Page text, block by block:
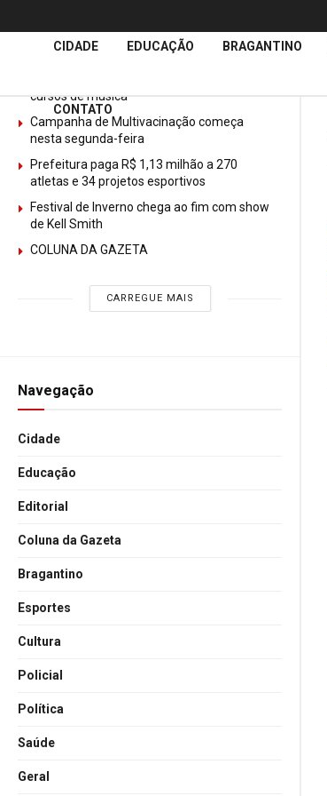
ÚltimasNotícias
cursos de música
Campanha de Multivacinação começa
nesta segunda-feira
Prefeitura paga R$ 1,13 milhão a 270
atletas e 34 projetos esportivos
Festival de Inverno chega ao fim com show
de Kell Smith
COLUNA DA GAZETA
CARREGUE MAIS
Navegação
Cidade
Educação
Editorial
Coluna da Gazeta
Bragantino
Esportes
Cultura
Policial
Política
Saúde
Geral
CIDADE EDUCAÇÃO BRAGANTINO
CONTATO